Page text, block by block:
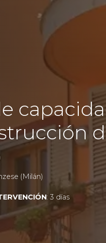
(Milán)
: 3 días